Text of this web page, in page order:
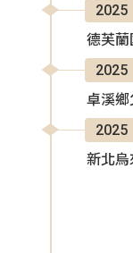
2025
德芙蘭
2025
卓溪鄉
2025
新北烏